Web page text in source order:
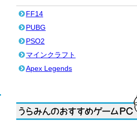
FF14
PUBG
PSO2
マインクラフト
Apex Legends